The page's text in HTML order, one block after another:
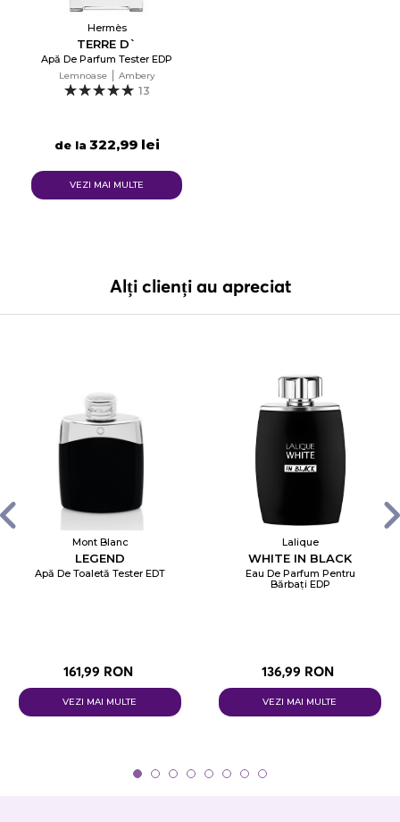
Hermès
TERRE D`
Apă De Parfum Tester EDP
Lemnoase Ambery
13
de la 322,99 lei
VEZI MAI MULTE
Alți clienți au apreciat
Mont Blanc
LEGEND
Apă De Toaletă Tester EDT
161,99 RON
VEZI MAI MULTE
Lalique
WHITE IN BLACK
Eau De Parfum Pentru
Bărbați EDP
136,99 RON
VEZI MAI MULTE